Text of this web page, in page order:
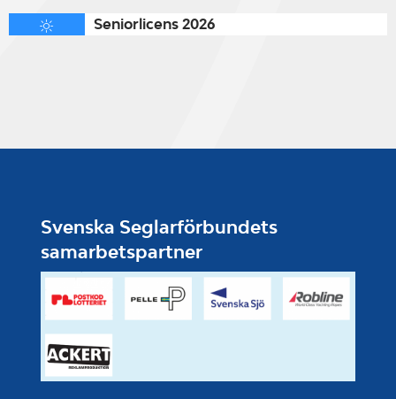
Seniorlicens 2026
Svenska Seglarförbundets
samarbetspartner